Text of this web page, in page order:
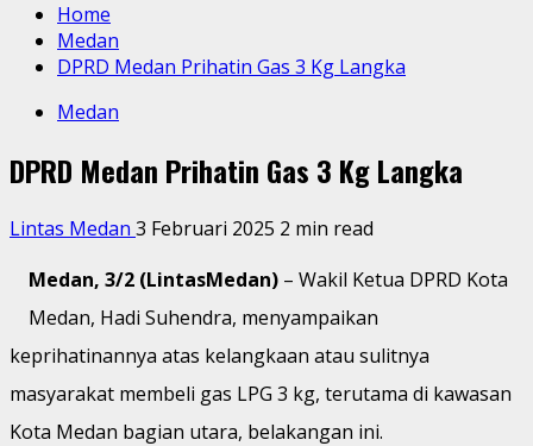
Home
Medan
DPRD Medan Prihatin Gas 3 Kg Langka
Medan
DPRD Medan Prihatin Gas 3 Kg Langka
Lintas Medan 3 Februari 2025 2 min read
Medan, 3/2 (LintasMedan) – Wakil Ketua DPRD Kota
Medan, Hadi Suhendra, menyampaikan
keprihatinannya atas kelangkaan atau sulitnya
masyarakat membeli gas LPG 3 kg, terutama di kawasan
Kota Medan bagian utara, belakangan ini.